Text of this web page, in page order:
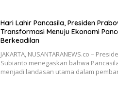
Hari Lahir Pancasila, Presiden
Transformasi Menuju Ekonomi
Berkeadilan
JAKARTA, NUSANTARANEWS.co –
Subianto menegaskan bahwa
menjadi landasan utama dalam